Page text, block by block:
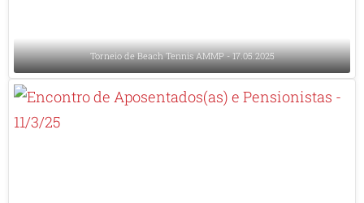
Torneio de Beach Tennis AMMP - 17.05.2025